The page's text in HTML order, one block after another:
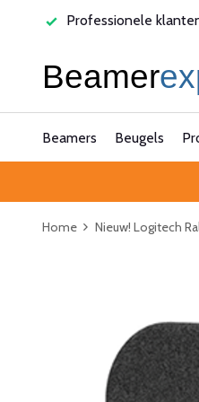
klantenservice
Beamers Beugels
Home Nieuw! Logitech